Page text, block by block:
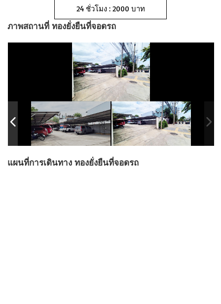
24 ชั่วโมง : 2000 บาท
ภาพสถานที่ ทองยั่งยืนที่จอดรถ
แผนที่การเดินทาง ทองยั่งยืนที่จอดรถ